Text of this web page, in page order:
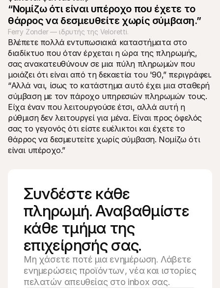
“Νομίζω ότι είναι υπέροχο που έχετε το
θάρρος να δεσμευθείτε χωρίς σύμβαση.”
Ferry Zonder — ιδρυτής της Veloretti.
Βλέπετε πολλά εντυπωσιακά καταστήματα στο
διαδίκτυο που όταν έρχεται η ώρα της πληρωμής,
σας ανακατευθύνουν σε μια πύλη πληρωμών που
μοιάζει ότι είναι από τη δεκαετία του '90,” περιγράφει.
“Αλλά ναι, ίσως το κατάστημα αυτό έχει μια σταθερή
σύμβαση με τον πάροχο υπηρεσιών πληρωμών τους.
Είχα έναν που λειτουργούσε έτσι, αλλά αυτή η
ρύθμιση δεν λειτουργεί για μένα. Είναι προς όφελός
σας το γεγονός ότι είστε ευέλικτοι και έχετε το
θάρρος να δεσμευτείτε χωρίς σύμβαση. Νομίζω ότι
είναι υπέροχο.”
Συνδέστε κάθε
πληρωμή. Αναβαθμίστε
κάθε τμήμα της
επιχείρησής σας.
Μη χάσετε ποτέ μια ενημέρωση. Λάβετε
ενημερώσεις προϊόντων, νέα και ιστορίες
πελατών απευθείας στο inbox σας.